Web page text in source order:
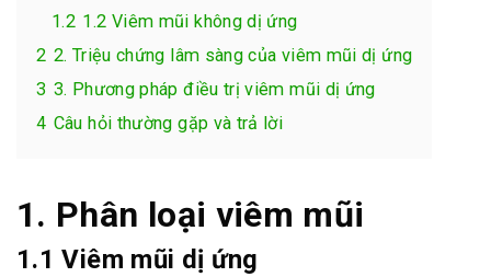
1.2 1.2 Viêm mũi không dị ứng
2 2. Triệu chứng lâm sàng của viêm mũi dị ứng
3 3. Phương pháp điều trị viêm mũi dị ứng
4 Câu hỏi thường gặp và trả lời
1. Phân loại viêm mũi
1.1 Viêm mũi dị ứng